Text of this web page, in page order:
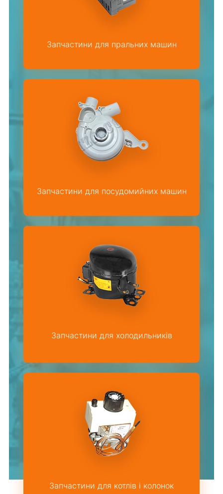
Запчастини для пральних машин
Запчастини для посудомийних машин
Запчастини для холодильників
Запчастини для котлів і колонок